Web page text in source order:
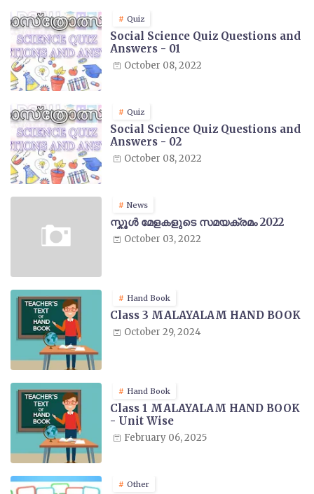
Quiz
Social Science Quiz Questions and
Answers - 01
October 08, 2022
Quiz
Social Science Quiz Questions and
Answers - 02
October 08, 2022
News
സ്കൂൾ മേളകളുടെ സമയക്രമം 2022
October 03, 2022
Hand Book
Class 3 MALAYALAM HAND BOOK
October 29, 2024
Hand Book
Class 1 MALAYALAM HAND BOOK
- Unit Wise
February 06, 2025
Other